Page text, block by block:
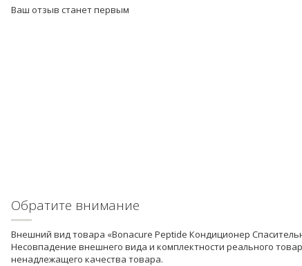
Ваш отзыв станет первым
Обратите внимание
Внешний вид товара «Bonacure Peptide Кондиционер
Несовпадение внешнего вида и комплектности реального
ненадлежащего качества товара.